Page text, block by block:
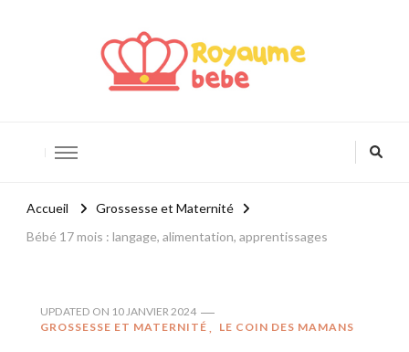
Accueil
Grossesse et Maternité
Bébé 17 mois : langage, alimentation, apprentissages
UPDATED ON 10 JANVIER 2024
GROSSESSE ET MATERNITÉ
LE COIN DES MAMANS